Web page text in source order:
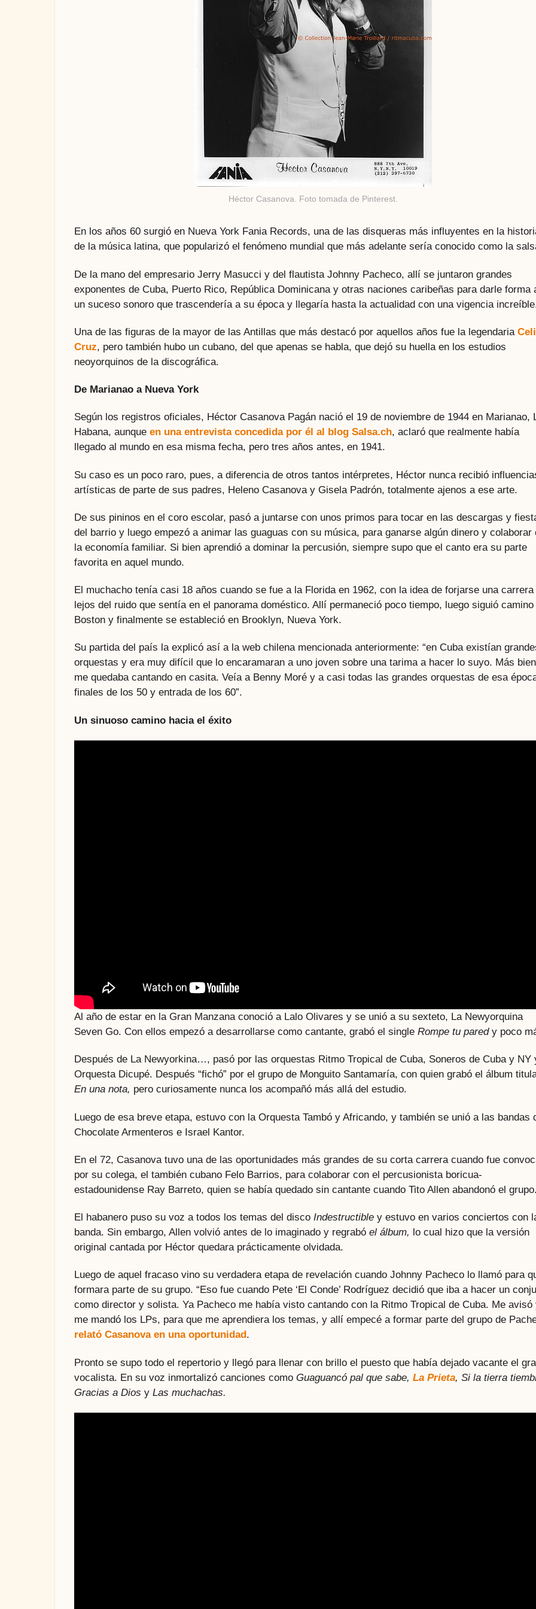
Héctor Casanova. Foto tomada de Pinterest.
En los años 60 surgió en Nueva York Fania Records, una de las disqueras más influyentes en la
de la música latina, que popularizó el fenómeno mundial que más adelante sería conocido como la
De la mano del empresario Jerry Masucci y del flautista Johnny Pacheco, allí se juntaron grandes
exponentes de Cuba, Puerto Rico, República Dominicana y otras naciones caribeñas para darle forma
un suceso sonoro que trascendería a su época y llegaría hasta la actualidad con una vigencia
Una de las figuras de la mayor de las Antillas que más destacó por aquellos años fue la legendaria
Cruz, pero también hubo un cubano, del que apenas se habla, que dejó su huella en los estudios
neoyorquinos de la discográfica.
De Marianao a Nueva York
Según los registros oficiales, Héctor Casanova Pagán nació el 19 de noviembre de 1944 en Marianao,
Habana, aunque en una entrevista concedida por él al blog Salsa.ch, aclaró que realmente había
llegado al mundo en esa misma fecha, pero tres años antes, en 1941.
Su caso es un poco raro, pues, a diferencia de otros tantos intérpretes, Héctor nunca recibió
artísticas de parte de sus padres, Heleno Casanova y Gisela Padrón, totalmente ajenos a ese arte.
De sus pininos en el coro escolar, pasó a juntarse con unos primos para tocar en las descargas y
del barrio y luego empezó a animar las guaguas con su música, para ganarse algún dinero y colaborar
la economía familiar. Si bien aprendió a dominar la percusión, siempre supo que el canto era su parte
favorita en aquel mundo.
El muchacho tenía casi 18 años cuando se fue a la Florida en 1962, con la idea de forjarse una carrera
lejos del ruido que sentía en el panorama doméstico. Allí permaneció poco tiempo, luego siguió camino
Boston y finalmente se estableció en Brooklyn, Nueva York.
Su partida del país la explicó así a la web chilena mencionada anteriormente: “en Cuba existían
orquestas y era muy difícil que lo encaramaran a uno joven sobre una tarima a hacer lo suyo. Más bien
me quedaba cantando en casita. Veía a Benny Moré y a casi todas las grandes orquestas de esa
finales de los 50 y entrada de los 60”.
Un sinuoso camino hacia el éxito
Al año de estar en la Gran Manzana conoció a Lalo Olivares y se unió a su sexteto, La Newyorquina
Seven Go. Con ellos empezó a desarrollarse como cantante, grabó el single Rompe tu paredy poco
Después de La Newyorkina…, pasó por las orquestas Ritmo Tropical de Cuba, Soneros de Cuba y NY
Orquesta Dicupé. Después “fichó” por el grupo de Monguito Santamaría, con quien grabó el álbum
En una nota, pero curiosamente nunca los acompañó más allá del estudio.
Luego de esa breve etapa, estuvo con la Orquesta Tambó y Africando, y también se unió a las bandas
Chocolate Armenteros e Israel Kantor.
En el 72, Casanova tuvo una de las oportunidades más grandes de su corta carrera cuando fue
por su colega, el también cubano Felo Barrios, para colaborar con el percusionista boricua-
estadounidense Ray Barreto, quien se había quedado sin cantante cuando Tito Allen abandonó el grupo.
El habanero puso su voz a todos los temas del disco Indestructible y estuvo en varios conciertos con
banda. Sin embargo, Allen volvió antes de lo imaginado y regrabó el álbum, lo cual hizo que la versión
original cantada por Héctor quedara prácticamente olvidada.
Luego de aquel fracaso vino su verdadera etapa de revelación cuando Johnny Pacheco lo llamó para
formara parte de su grupo. “Eso fue cuando Pete ‘El Conde’ Rodríguez decidió que iba a hacer un
como director y solista. Ya Pacheco me había visto cantando con la Ritmo Tropical de Cuba. Me avisó
me mandó los LPs, para que me aprendiera los temas, y allí empecé a formar parte del grupo de
relató Casanova en una oportunidad .
Pronto se supo todo el repertorio y llegó para llenar con brillo el puesto que había dejado vacante el
vocalista. En su voz inmortalizó canciones como Guaguancó pal que sabe, La Prieta, Si la tierra
Gracias a Dios y Las muchachas.